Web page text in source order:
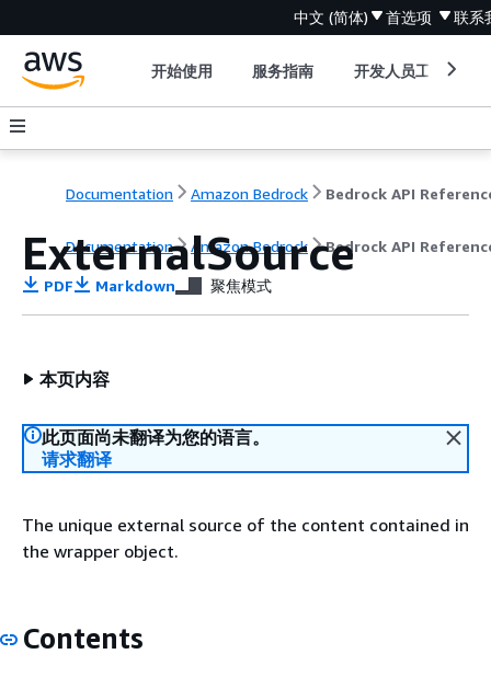
中文 (简体) 首选项 联系
开始使用 服务指南 开发人员工具
Documentation Amazon Bedrock Bedrock API
Documentation Amazon Bedrock Bedrock API
ExternalSource
PDF Markdown 聚焦模式
本页内容
此页面尚未翻译为您的语言。
请求翻译
The unique external source of the content contained in
the wrapper object.
Contents